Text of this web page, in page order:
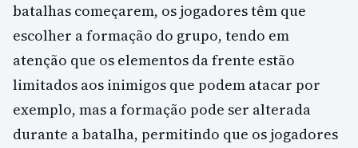
batalhas começarem, os jogadores têm que
escolher a formação do grupo, tendo em
atenção que os elementos da frente estão
limitados aos inimigos que podem atacar por
exemplo, mas a formação pode ser alterada
durante a batalha, permitindo que os jogadores